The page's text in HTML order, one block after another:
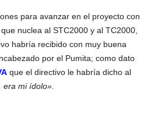
para avanzar en el proyecto con
nuclea al STC2000 y al TC2000,
habría recibido con muy buena
por el Pumita; como dato
que el directivo le habría dicho al
era mi ídolo».